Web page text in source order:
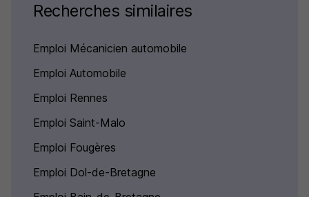
Recherches similaires
Emploi Mécanicien automobile
Emploi Automobile
Emploi Rennes
Emploi Saint-Malo
Emploi Fougères
Emploi Dol-de-Bretagne